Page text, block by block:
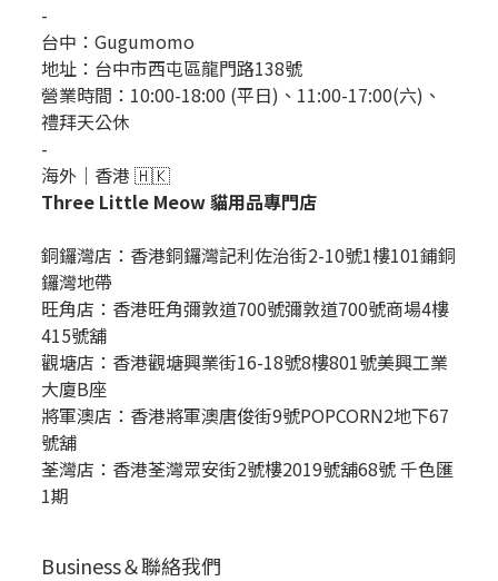
-
台中： Gugumomo
地址： 台中市西屯區龍門路138號
營業時間：10:00-18:00 (平日)、11:00-17:00(六)、
禮拜天公休
-
海外｜香港 🇭🇰
Three Little Meow 貓用品專門店
銅鑼灣店： 香港銅鑼灣記利佐治街2-10號1樓101鋪銅
鑼灣地帶
旺角店：香港旺角彌敦道700號彌敦道700號商場4樓
415號舖
觀塘店：香港觀塘興業街16-18號8樓801號美興工業
大廈B座
將軍澳店：香港將軍澳唐俊街9號POPCORN2地下67
號舖
荃灣店：香港荃灣眾安街2號樓2019號舖68號 千色匯
1期
Business＆聯絡我們